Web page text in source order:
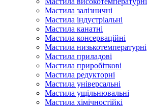
Мастила залізничні
Мастила індустріальні
Мастила канатні
Мастила консерваційні
Мастила низькотемпературні
Мастила приладові
Мастила приробіткові
Мастила редукторні
Мастила універсальні
Мастила ущільнювальні
Мастила хімічностійкі